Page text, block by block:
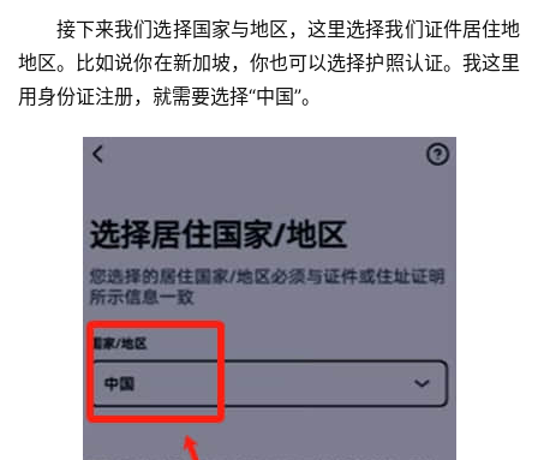
接下来我们选择国家与地区，这里选择我们证件居住地
地区。比如说你在新加坡，你也可以选择护照认证。我这里
用身份证注册，就需要选择“中国”。